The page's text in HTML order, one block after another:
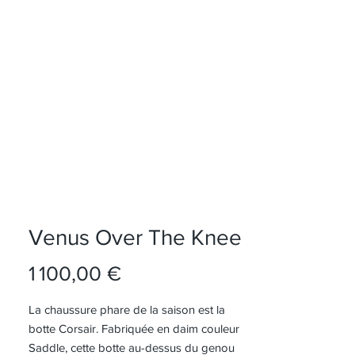
Venus Over The Knee
1 100,00 €Prix
La chaussure phare de la saison est la
botte Corsair. Fabriquée en daim couleur
Saddle, cette botte au-dessus du genou